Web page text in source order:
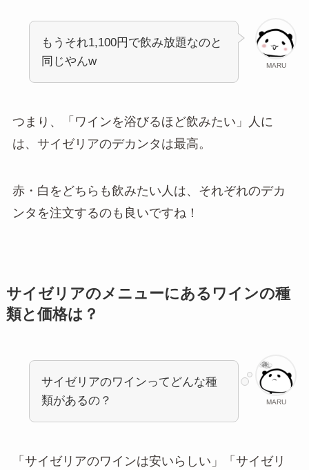
MARU
もうそれ1,100円で飲み放題なのと
同じやんw
つまり、「ワインを浴びるほど飲みたい」人に
は、サイゼリアのデカンタは最高。
赤・白をどちらも飲みたい人は、それぞれのデカ
ンタを注文するのも良いですね！
サイゼリアのメニューにあるワインの種
類と価格は？
MARU
サイゼリアのワインってどんな種
類があるの？
「サイゼリアのワインは安いらしい」「サイゼリ